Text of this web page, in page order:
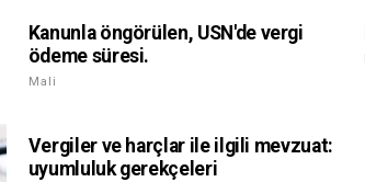
Kanunla öngörülen, USN'de vergi
ödeme süresi.
Mali
Vergiler ve harçlar ile ilgili mevzuat:
uyumluluk gerekçeleri